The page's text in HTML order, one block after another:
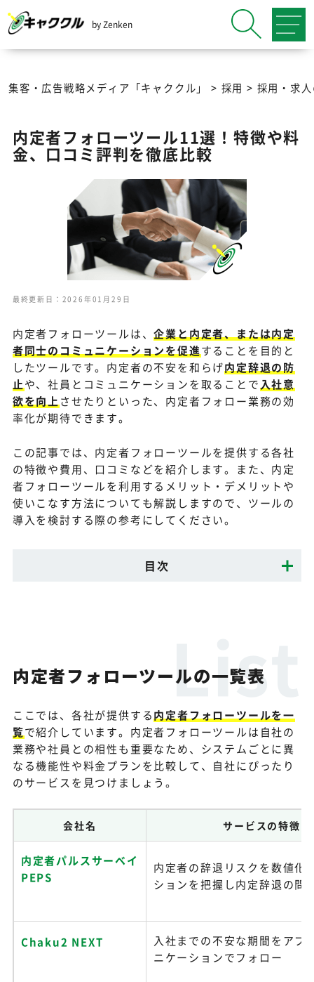
by Zenken
集客・広告戦略メディア「キャククル」 > 採用 > 採用・求
内定者フォローツール11選！特徴や料
金、口コミ評判を徹底比較
最終更新日：2026年01月29日
内定者フォローツールは、企業と内定者、または内定
者同士のコミュニケーションを促進することを目的と
したツールです。内定者の不安を和らげ内定辞退の防
止や、社員とコミュニケーションを取ることで入社意
欲を向上させたりといった、内定者フォロー業務の効
率化が期待できます。
この記事では、内定者フォローツールを提供する各社
の特徴や費用、口コミなどを紹介します。また、内定
者フォローツールを利用するメリット・デメリットや
使いこなす方法についても解説しますので、ツールの
導入を検討する際の参考にしてください。
目次
内定者フォローツールの一覧表
ここでは、各社が提供する内定者フォローツールを一
覧で紹介しています。内定者フォローツールは自社の
業務や社員との相性も重要なため、システムごとに異
なる機能性や料金プランを比較して、自社にぴったり
のサービスを見つけましょう。
会社名 サービスの特徴
内定者パルスサーベイ
PEPS
内定者の辞退リスクを数値化
ションを把握し内定辞退の問
Chaku2 NEXT
入社までの不安な期間をアプ
ニケーションでフォロー